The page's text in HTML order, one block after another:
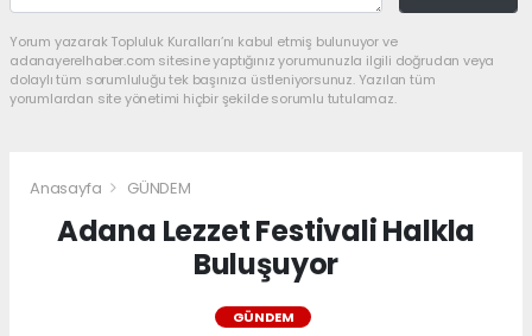
Yorum yazarak Topluluk Kuralları’nı kabul etmiş bulunuyor ve
adanayerelhaber.com sitesine yaptığınız yorumunuzla ilgili doğrudan veya
dolaylı tüm sorumluluğu tek başınıza üstleniyorsunuz. Yazılan tüm
yorumlardan site yönetimi hiçbir şekilde sorumlu tutulamaz.
Anasayfa GÜNDEM
Adana Lezzet Festivali Halkla
Buluşuyor
GÜNDEM